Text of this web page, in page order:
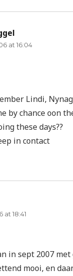
at 16:04
Lindi,
by chance oon
these days??
in contact
at 18:41
in sept 2007
mooi, en